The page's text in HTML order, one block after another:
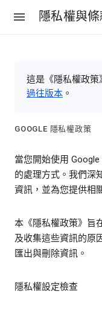
隱私權與
這是《隱私權政
過往版本 。
GOOGLE 隱私權政策
當您開始使用
的處理方式。我們深
資訊，並為您提供相
本《隱私權政策》旨
及收集這些資訊的原
匯出與刪除資訊。
隱私權設定檢查